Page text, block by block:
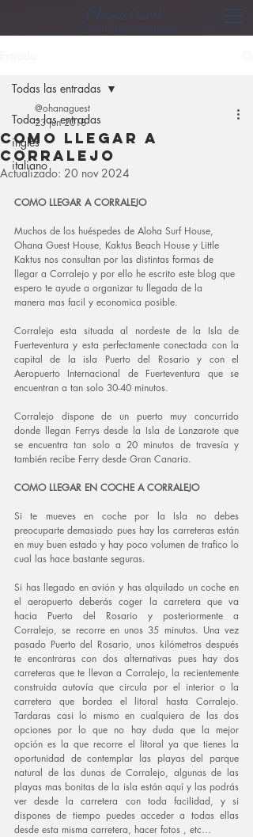
Ohana Guest
Hostel Group Fuerteventura
Todas las entradas
ingles
italiano
Todas las entradas
COMO LLEGAR A
CORRALEJO
@ohanaguest
23 jun 2018
Actualizado: 20 nov 2024
COMO LLEGAR A CORRALEJO
Muchos de los huéspedes de Aloha Surf House,
Ohana Guest House, Kaktus Beach House y Little
Kaktus nos consultan por las distintas formas de
llegar a Corralejo y por ello he escrito este blog que
espero te ayude a organizar tu llegada de la
manera mas facil y economica posible.
Corralejo esta situada al nordeste de la Isla de
Fuerteventura y esta perfectamente conectada con la
capital de la isla Puerto del Rosario y con el
Aeropuerto Internacional de Fuerteventura que se
encuentran a tan solo 30-40 minutos.
Corralejo dispone de un puerto muy concurrido
donde llegan Ferrys desde la Isla de Lanzarote que
se encuentra tan solo a 20 minutos de travesía y
también recibe Ferry desde Gran Canaria.
COMO LLEGAR EN COCHE A CORRALEJO
Si te mueves en coche por la Isla no debes
preocuparte demasiado pues hay las carreteras están
en muy buen estado y hay poco volumen de trafico lo
cual las hace bastante seguras.
Si has llegado en avión y has alquilado un coche en
el aeropuerto deberás coger la carretera que va
hacia Puerto del Rosario y posteriormente a
Corralejo, se recorre en unos 35 minutos. Una vez
pasado Puerto del Rosario, unos kilómetros después
te encontraras con dos alternativas pues hay dos
carreteras que te llevan a Corralejo, la recientemente
construida autovía que circula por el interior o la
carretera que bordea el litoral hasta Corralejo.
Tardaras casi lo mismo en cualquiera de las dos
opciones por lo que no hay duda que la mejor
opción es la que recorre el litoral ya que tienes la
oportunidad de contemplar las playas del parque
natural de las dunas de Corralejo, algunas de las
playas mas bonitas de la isla están aquí y las podrás
ver desde la carretera con toda facilidad, y si
dispones de tiempo puedes acceder a todas ellas
desde esta misma carretera, hacer fotos , etc…